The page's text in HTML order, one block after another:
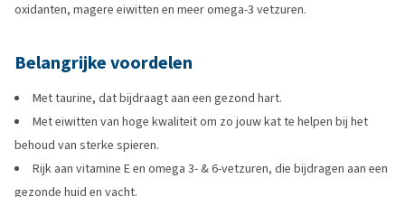
oxidanten, magere eiwitten en meer omega-3 vetzuren.
Belangrijke voordelen
Met taurine, dat bijdraagt aan een gezond hart.
Met eiwitten van hoge kwaliteit om zo jouw kat te helpen bij het
behoud van sterke spieren.
Rijk aan vitamine E en omega 3- & 6-vetzuren, die bijdragen aan een
gezonde huid en vacht.